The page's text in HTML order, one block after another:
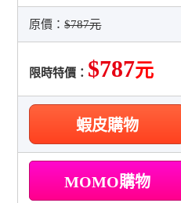
原價：$787元
限時特價： $787元
蝦皮購物
MOMO購物